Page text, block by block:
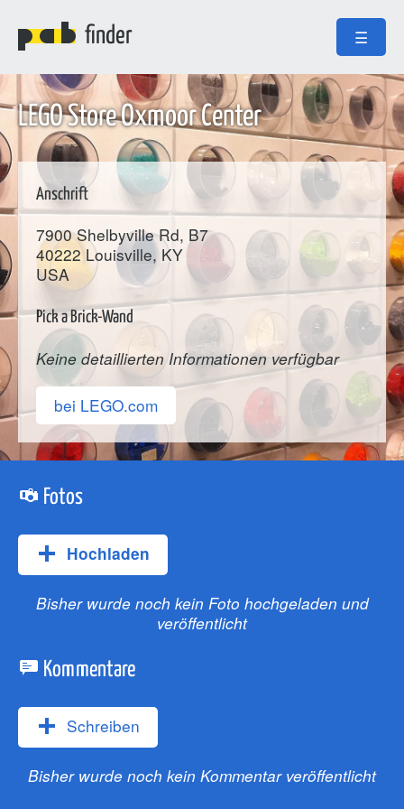
finder ☰
LEGO Store Oxmoor Center
Anschrift
7900 Shelbyville Rd, B7
40222 Louisville, KY
USA
Pick a Brick-Wand
Keine detaillierten Informationen verfügbar
bei LEGO.com
Fotos
Hochladen
Bisher wurde noch kein Foto hochgeladen und
veröffentlicht
Kommentare
Schreiben
Bisher wurde noch kein Kommentar veröffentlicht